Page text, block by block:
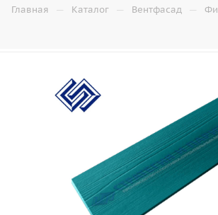
Главная — Каталог — Вентфасад —